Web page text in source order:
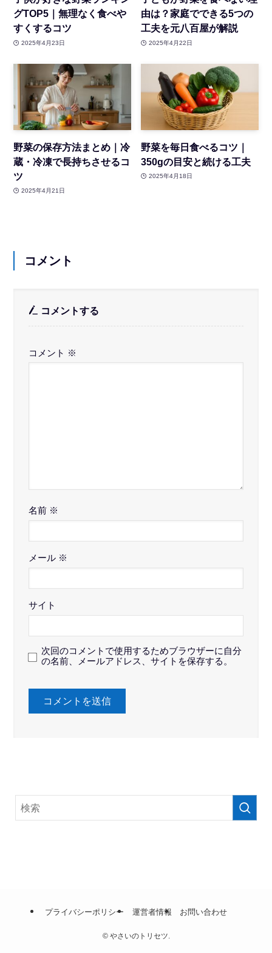
グTOP5｜無理なく食べや
すくするコツ
2025年4月23日
由は？家庭でできる5つの
工夫を元八百屋が解説
2025年4月22日
野菜の保存方法まとめ｜冷
蔵・冷凍で長持ちさせるコ
ツ
2025年4月21日
野菜を毎日食べるコツ｜
350gの目安と続ける工夫
2025年4月18日
コメント
コメントする
コメント ※
名前 ※
メール ※
サイト
次回のコメントで使用するためブラウザーに自分
の名前、メールアドレス、サイトを保存する。
プライバシーポリシー 運営者情報 お問い合わせ
©やさいのトリセツ.